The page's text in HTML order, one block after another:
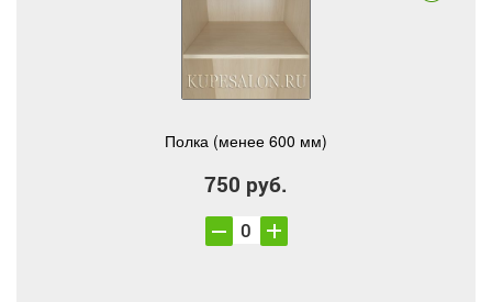
Полка (менее 600 мм)
750 руб.